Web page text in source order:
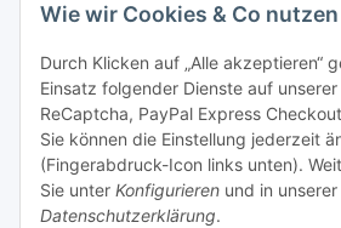
Tel: +49 (0) 5132 8230689
E-Mail:mail@texcorner.de
Wie wir Cookies & Co nutzen
Durch Klicken auf „Alle akzeptieren“
Einsatz folgender Dienste auf unserer
ReCaptcha, PayPal Express
Sie können die Einstellung jederzeit
(Fingerabdruck-Icon links unten).
Sie unter Konfigurieren und in unserer
Datenschutzerklärung.